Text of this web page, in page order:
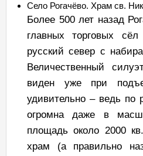
Село Рогачёво. Храм св.
Более 500 лет назад
главных торговых
русский север с
Величественный
виден уже при
удивительно – ведь по
огромна даже в
площадь около 2000
храм (а правильно